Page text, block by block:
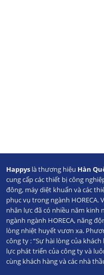
Happys là thương hiệu Hàn
cung cấp các thiết bị công
đông, máy diệt khuẩn và các
phục vụ trong ngành HORECA.
nhân lực đã có nhiều năm kinh
ngành ngành HORECA, năng
lòng nhiệt huyết vươn xa.
công ty : “Sự hài lòng của
lực phát triển của công ty và
cùng khách hàng và các nhà